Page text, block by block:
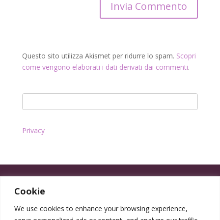
Cookie
We use cookies to enhance your browsing experience,
Questo sito utilizza Akismet per ridurre lo spam. Scopri
come vengono elaborati i dati derivati dai commenti.
Privacy